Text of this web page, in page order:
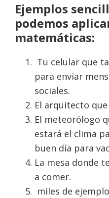
Ejemplos
podemos
matemáticas:
Tu celular que
para enviar
sociales.
El arquitecto
El meteorólogo
estará el clima
buen día para
La mesa donde
a comer.
miles de